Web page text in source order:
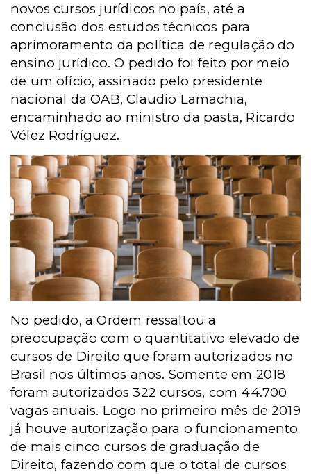
novos cursos jurídicos no país, até a
conclusão dos estudos técnicos para
aprimoramento da política de regulação do
ensino jurídico. O pedido foi feito por meio
de um ofício, assinado pelo presidente
nacional da OAB, Claudio Lamachia,
encaminhado ao ministro da pasta, Ricardo
Vélez Rodríguez.
No pedido, a Ordem ressaltou a
preocupação com o quantitativo elevado de
cursos de Direito que foram autorizados no
Brasil nos últimos anos. Somente em 2018
foram autorizados 322 cursos, com 44.700
vagas anuais. Logo no primeiro mês de 2019
já houve autorização para o funcionamento
de mais cinco cursos de graduação de
Direito, fazendo com que o total de cursos